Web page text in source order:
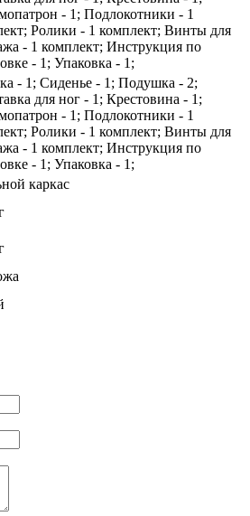
- 1; Подлокотники - 1
Ролики - 1 комплект; Винты для
- 1 комплект; Инструкция по
- 1; Упаковка - 1;
- 1; Сиденье - 1; Подушка - 2;
для ног - 1; Крестовина - 1;
- 1; Подлокотники - 1
Ролики - 1 комплект; Винты для
- 1 комплект; Инструкция по
- 1; Упаковка - 1;
каркас